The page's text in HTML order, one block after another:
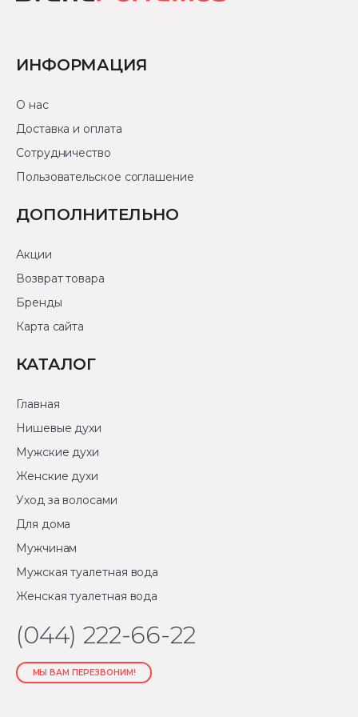
ИНФОРМАЦИЯ
О нас
Доставка и оплата
Сотрудничество
Пользовательское соглашение
ДОПОЛНИТЕЛЬНО
Акции
Возврат товара
Бренды
Карта сайта
КАТАЛОГ
Главная
Нишевые духи
Мужские духи
Женские духи
Уход за волосами
Для дома
Мужчинам
Мужская туалетная вода
Женская туалетная вода
(044) 222-66-22
МЫ ВАМ ПЕРЕЗВОНИМ!